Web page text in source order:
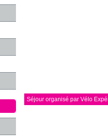
Séjour organisé par Vélo